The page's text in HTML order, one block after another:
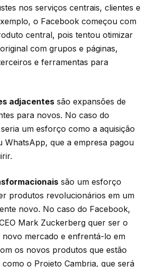
nos serviços centrais, clientes e
o Facebook começou com
central, pois tentou otimizar
com grupos e páginas,
e ferramentas para
adjacentes são expansões de
para novos. No caso do
um esforço como a aquisição
WhatsApp, que a empresa pagou
são um esforço
produtos revolucionários em um
novo. No caso do Facebook,
Mark Zuckerberg quer ser o
novo mercado e enfrentá-lo em
os novos produtos que estão
o Projeto Cambria, que será